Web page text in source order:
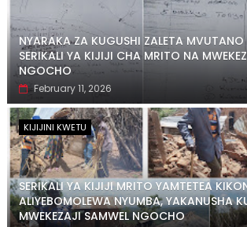
NYARAKA ZA KUGUSHI ZALETA
SERIKALI YA KIJIJI CHA MRITO NA
NGOCHO
February 11, 2026
KIJIJINI KWETU
SERIKALI YA KIJIJI MRITO YAMTETEA
ALIYEBOMOLEWA NYUMBA, YAKANUSHA
MWEKEZAJI SAMWEL NGOCHO